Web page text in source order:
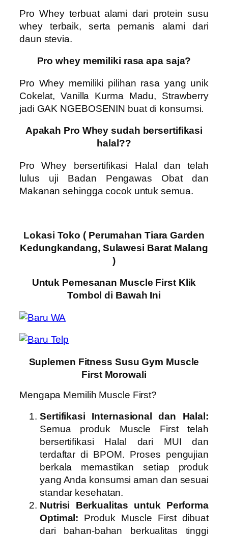
Pro Wheyterbuat alami dari protein susu
whey terbaik, serta pemanis alami dari
daun stevia.
Pro whey memiliki rasa apa saja?
Pro Whey memiliki pilihan rasa yang unik
Cokelat, Vanilla Kurma Madu, Strawberry
jadi GAK NGEBOSENIN buat di konsumsi.
Apakah Pro Whey sudah bersertifikasi
halal??
Pro Wheybersertifikasi Halal dan telah
lulus uji Badan Pengawas Obat dan
Makanan sehingga cocok untuk semua.
Lokasi Toko ( Perumahan Tiara Garden
Kedungkandang, Sulawesi Barat Malang
)
Untuk Pemesanan Muscle First Klik
Tombol di Bawah Ini
Suplemen Fitness Susu Gym Muscle
First Morowali
Mengapa Memilih Muscle First?
Sertifikasi Internasional dan Halal:
Semua produk Muscle First telah
bersertifikasi Halal dari MUI dan
terdaftar di BPOM. Proses pengujian
berkala memastikan setiap produk
yang Anda konsumsi aman dan sesuai
standar kesehatan.
Nutrisi Berkualitas untuk Performa
Optimal: Produk Muscle First dibuat
dari bahan-bahan berkualitas tinggi